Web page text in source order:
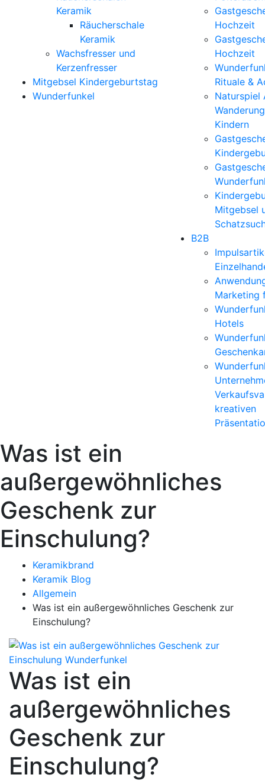
Keramik
Räucherschale
Keramik
Wachsfresser und
Kerzenfresser
Mitgebsel Kindergeburtstag
Wunderfunkel
Hochzeit
Hochzeit
Rituale &
Naturspiel
Kindern
Mitgebsel
B2B
Marketing
Hotels
kreativen
Was ist ein
außergewöhnliches
Geschenk zur
Einschulung?
Keramikbrand
Keramik Blog
Allgemein
Was ist ein außergewöhnliches Geschenk zur
Einschulung?
Was ist ein
außergewöhnliches
Geschenk zur
Einschulung?